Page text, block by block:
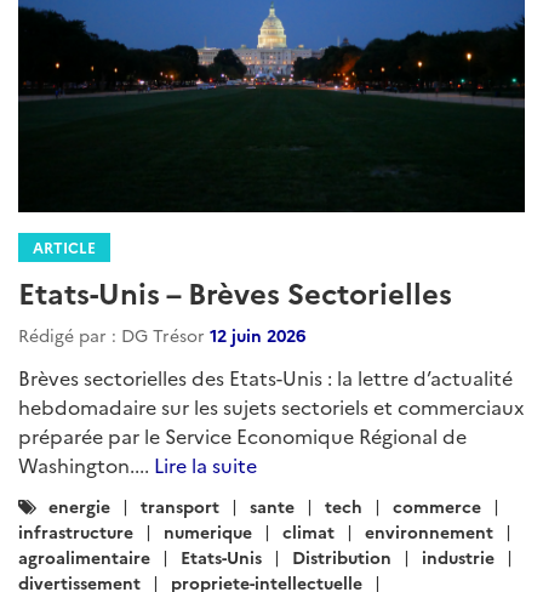
ARTICLE
Etats-Unis – Brèves Sectorielles
Rédigé par : DG Trésor 12 juin 2026
Brèves sectorielles des Etats-Unis : la lettre d’actualité
hebdomadaire sur les sujets sectoriels et commerciaux
préparée par le Service Economique Régional de
Washington.... Lire la suite
Catégories
:
energie transport sante tech
commerce
infrastructure
numerique climat
environnement
agroalimentaire
Etats-Unis Distribution
industrie
divertissement
propriete-intellectuelle